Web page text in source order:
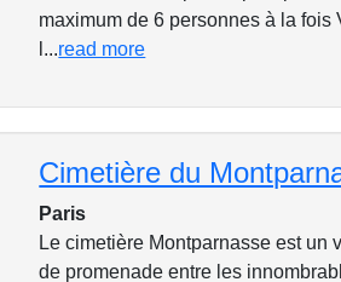
maximum de 6 personnes à la
l...read more
Cimetière du
Paris
Le cimetière Montparnasse est un
de promenade entre les